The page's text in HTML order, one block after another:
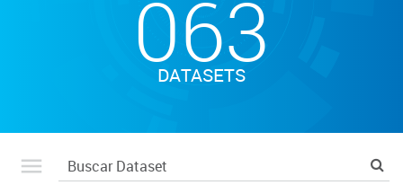
063
DATASETS